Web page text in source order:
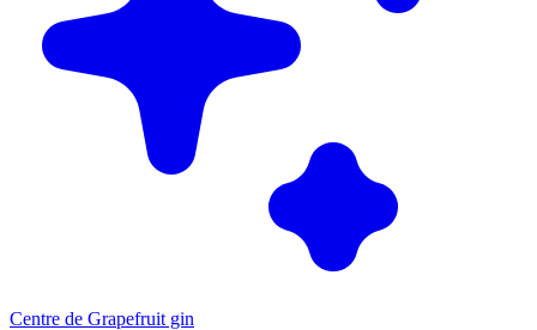
Centre de Grapefruit gin